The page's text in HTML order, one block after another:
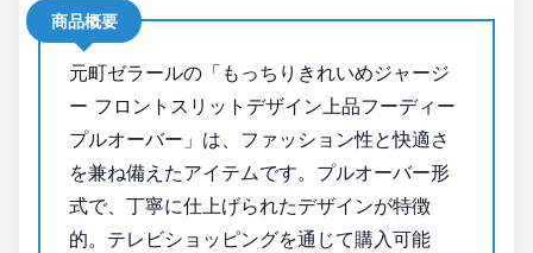
商品概要
元町ゼラールの「もっちりきれいめジャージ
ー フロントスリットデザイン上品フーディー
プルオーバー」は、ファッション性と快適さ
を兼ね備えたアイテムです。プルオーバー形
式で、丁寧に仕上げられたデザインが特徴
的。テレビショッピングを通じて購入可能